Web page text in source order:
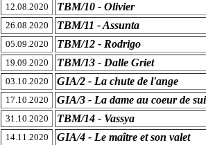
12.08.2020
TBM/10 - Olivier
26.08.2020
TBM/11 - Assunta
05.09.2020
TBM/12 - Rodrigo
19.09.2020
TBM/13 - Dalle Griet
03.10.2020
GIA/2 - La chute de l'ange
17.10.2020
GIA/3 - La dame au coeur de
31.10.2020
TBM/14 - Vassya
14.11.2020
GIA/4 - Le maître et son valet